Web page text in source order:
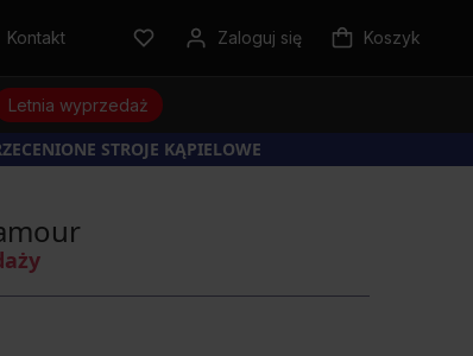
Kontakt Zaloguj się Koszyk
Letnia wyprzedaż
STROJE KĄPIELOWE